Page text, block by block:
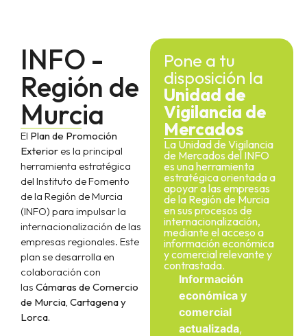
Pone a tu
disposición la
Unidad de
Vigilancia de
Mercados
La Unidad de Vigilancia
de Mercados del INFO
es una herramienta
estratégica orientada a
apoyar a las empresas
de la Región de Murcia
en sus procesos de
internacionalización,
mediante el acceso a
información económica
y comercial relevante y
contrastada.
Información
económica y
comercial
actualizada,
INFO -
Región de
Murcia
El Plan de Promoción
Exterior es la principal
herramienta estratégica
del Instituto de Fomento
de la Región de Murcia
(INFO) para impulsar la
internacionalización de las
empresas regionales. Este
plan se desarrolla en
colaboración con
las Cámaras de Comercio
de Murcia, Cartagena y
Lorca.